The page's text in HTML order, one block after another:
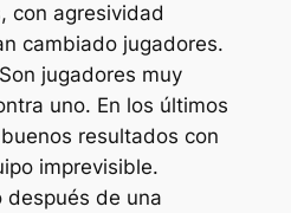
con agresividad
cambiado jugadores.
jugadores muy
uno. En los últimos
resultados con
imprevisible.
después de una